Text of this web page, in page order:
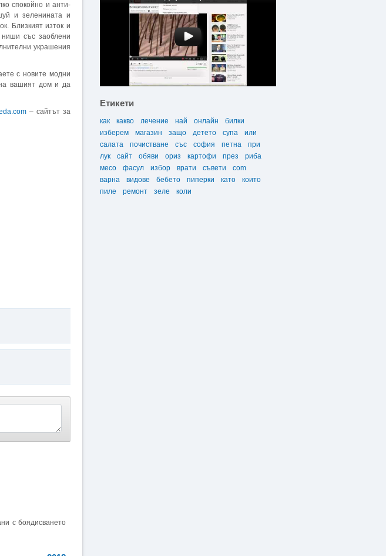
спокойно и анти-
и зеленината и
Близкият изток и
със заоблени
украшения
с новите модни
вашият дом и да
– сайтът за
с боядисването
Етикети
как какво лечение най онлайн
билки
изберем
магазин защо детето супа
или
салата
почистване със софия петна
при
лук
сайт обяви ориз картофи през
риба
месо
фасул избор врати съвети
com
варна
видове бебето пиперки като
които
пиле
ремонт зеле коли